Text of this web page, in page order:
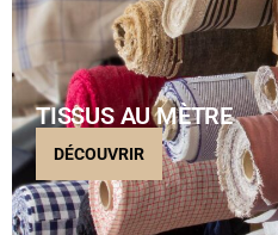
TISSUS AU MÈTRE
DÉCOUVRIR